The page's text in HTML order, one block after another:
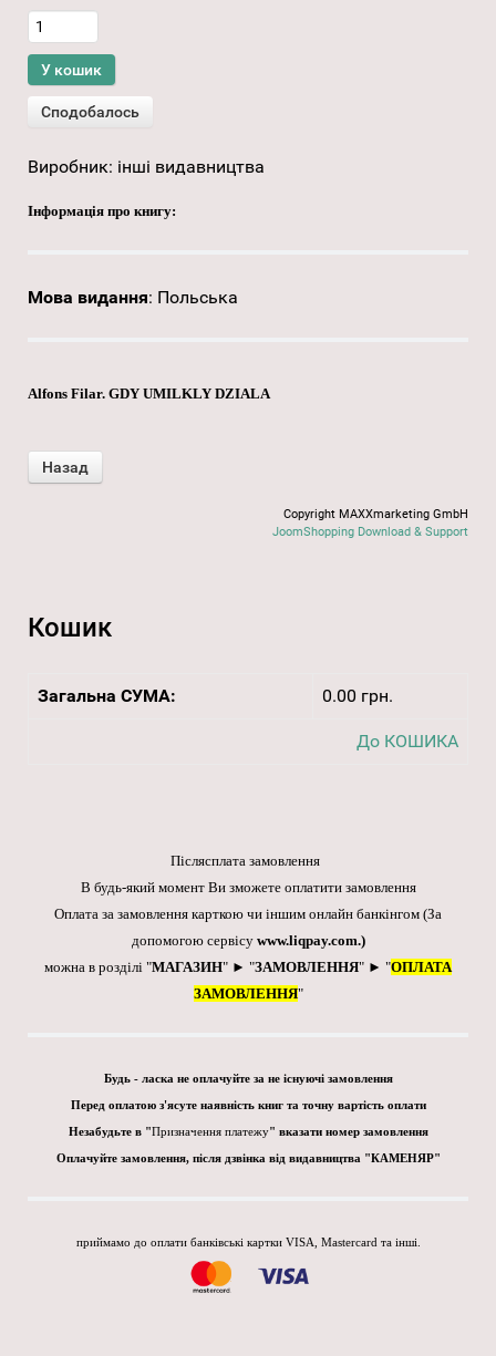
Виробник: інші видавництва
Інформація про книгу:
Мова видання: Польська
Alfons Filar. GDY UMILKLY DZIALA
Copyright MAXXmarketing GmbH
JoomShopping Download & Support
Кошик
Загальна СУМА: 0.00 грн.
До КОШИКА
Післясплата замовлення
В будь-який момент Ви зможете оплатити замовлення
Оплата за замовлення карткою чи іншим онлайн банкінгом (За
допомогою сервісу www.liqpay.com.)
можна в розділі "МАГАЗИН" ► "ЗАМОВЛЕННЯ" ► "ОПЛАТА
ЗАМОВЛЕННЯ"
Будь - ласка не оплачуйте за не існуючі замовлення
Перед оплатою з'ясуте наявність книг та точну вартість оплати
Незабудьте в "Призначення платежу" вказати номер замовлення
Оплачуйте замовлення, після дзвінка від видавництва "КАМЕНЯР"
приймамо до оплати банківські картки VISA, Mastercard та інші.